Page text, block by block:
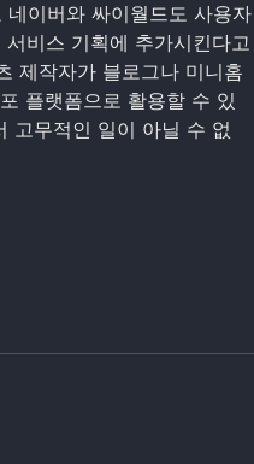
이버와 싸이월드도 사용자
비스 기획에 추가시킨다고
제작자가 블로그나 미니홈
플랫폼으로 활용할 수 있
고무적인 일이 아닐 수 없